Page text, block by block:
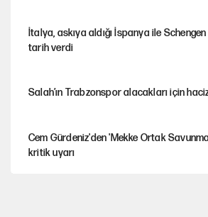
İtalya, askıya aldığı İspanya ile
tarih verdi
Salah’ın Trabzonspor alacakları için
Cem Gürdeniz'den 'Mekke Ortak
kritik uyarı